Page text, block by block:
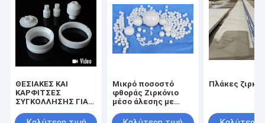
ΘΕΣΙΑΚΕΣ ΚΑΙ
ΚΑΡΦΙΤΣΕΣ
ΣΥΓΚΟΛΛΗΣΗΣ ΓΙΑ
ΑΥΤΟΚΙΝΗΤΟΒΙΟΜΗΧΑΝΊΑ
Μικρό ποσοστό
φθοράς Ζιρκόνιο
μέσο άλεσης με
για ευρύ πεδίο
Πλάκες